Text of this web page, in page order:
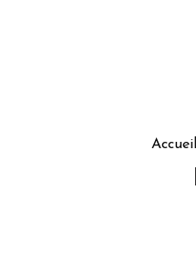
Accueil